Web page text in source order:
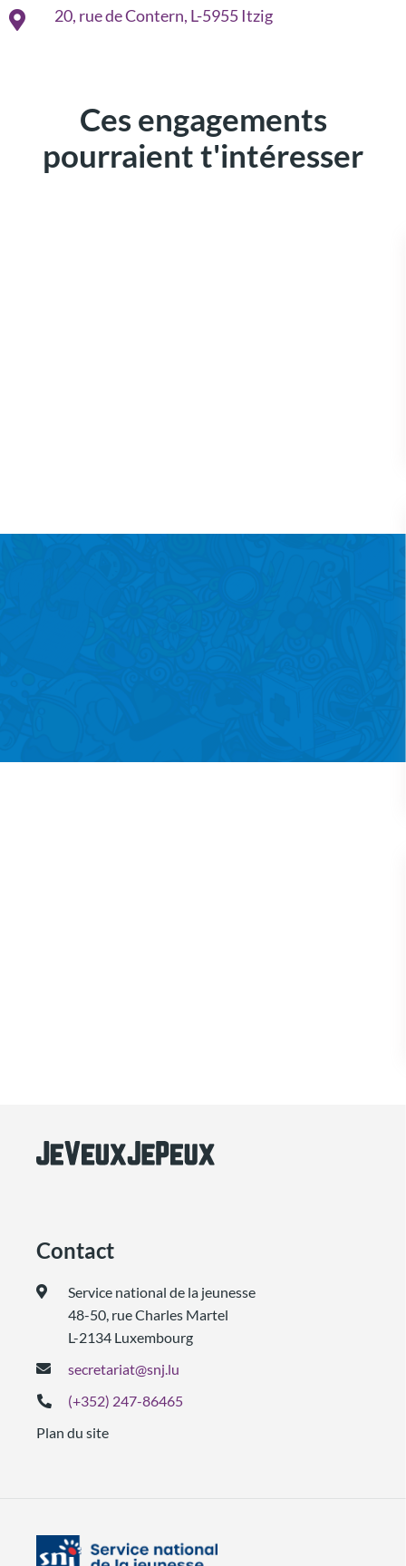
20, rue de Contern, L-5955 Itzig
Ces engagements
pourraient t'intéresser
Contact
Service national de la jeunesse
48-50, rue Charles Martel
L-2134 Luxembourg
secretariat@snj.lu
(+352) 247-86465
Plan du site